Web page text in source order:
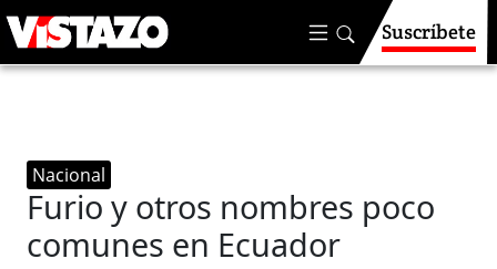
Suscríbete
Nacional
Furio y otros nombres poco
comunes en Ecuador